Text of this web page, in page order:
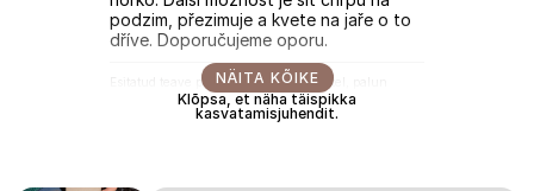
podzim, přezimuje a kvete na jaře o to
dříve. Doporučujeme oporu.
Esitatud teave põhineb meie kogemustel, palun
kasutage seda vaid suunisena. Ajad võivad erineda
sõltuvalt hooajast, kliimast, asukohast, külvi- ja
ümberistutamise aegadest ning võimalik, et ka
NÄITA KÕIKE
Klõpsa, et näha täispikka
kasvatamisjuhendit.